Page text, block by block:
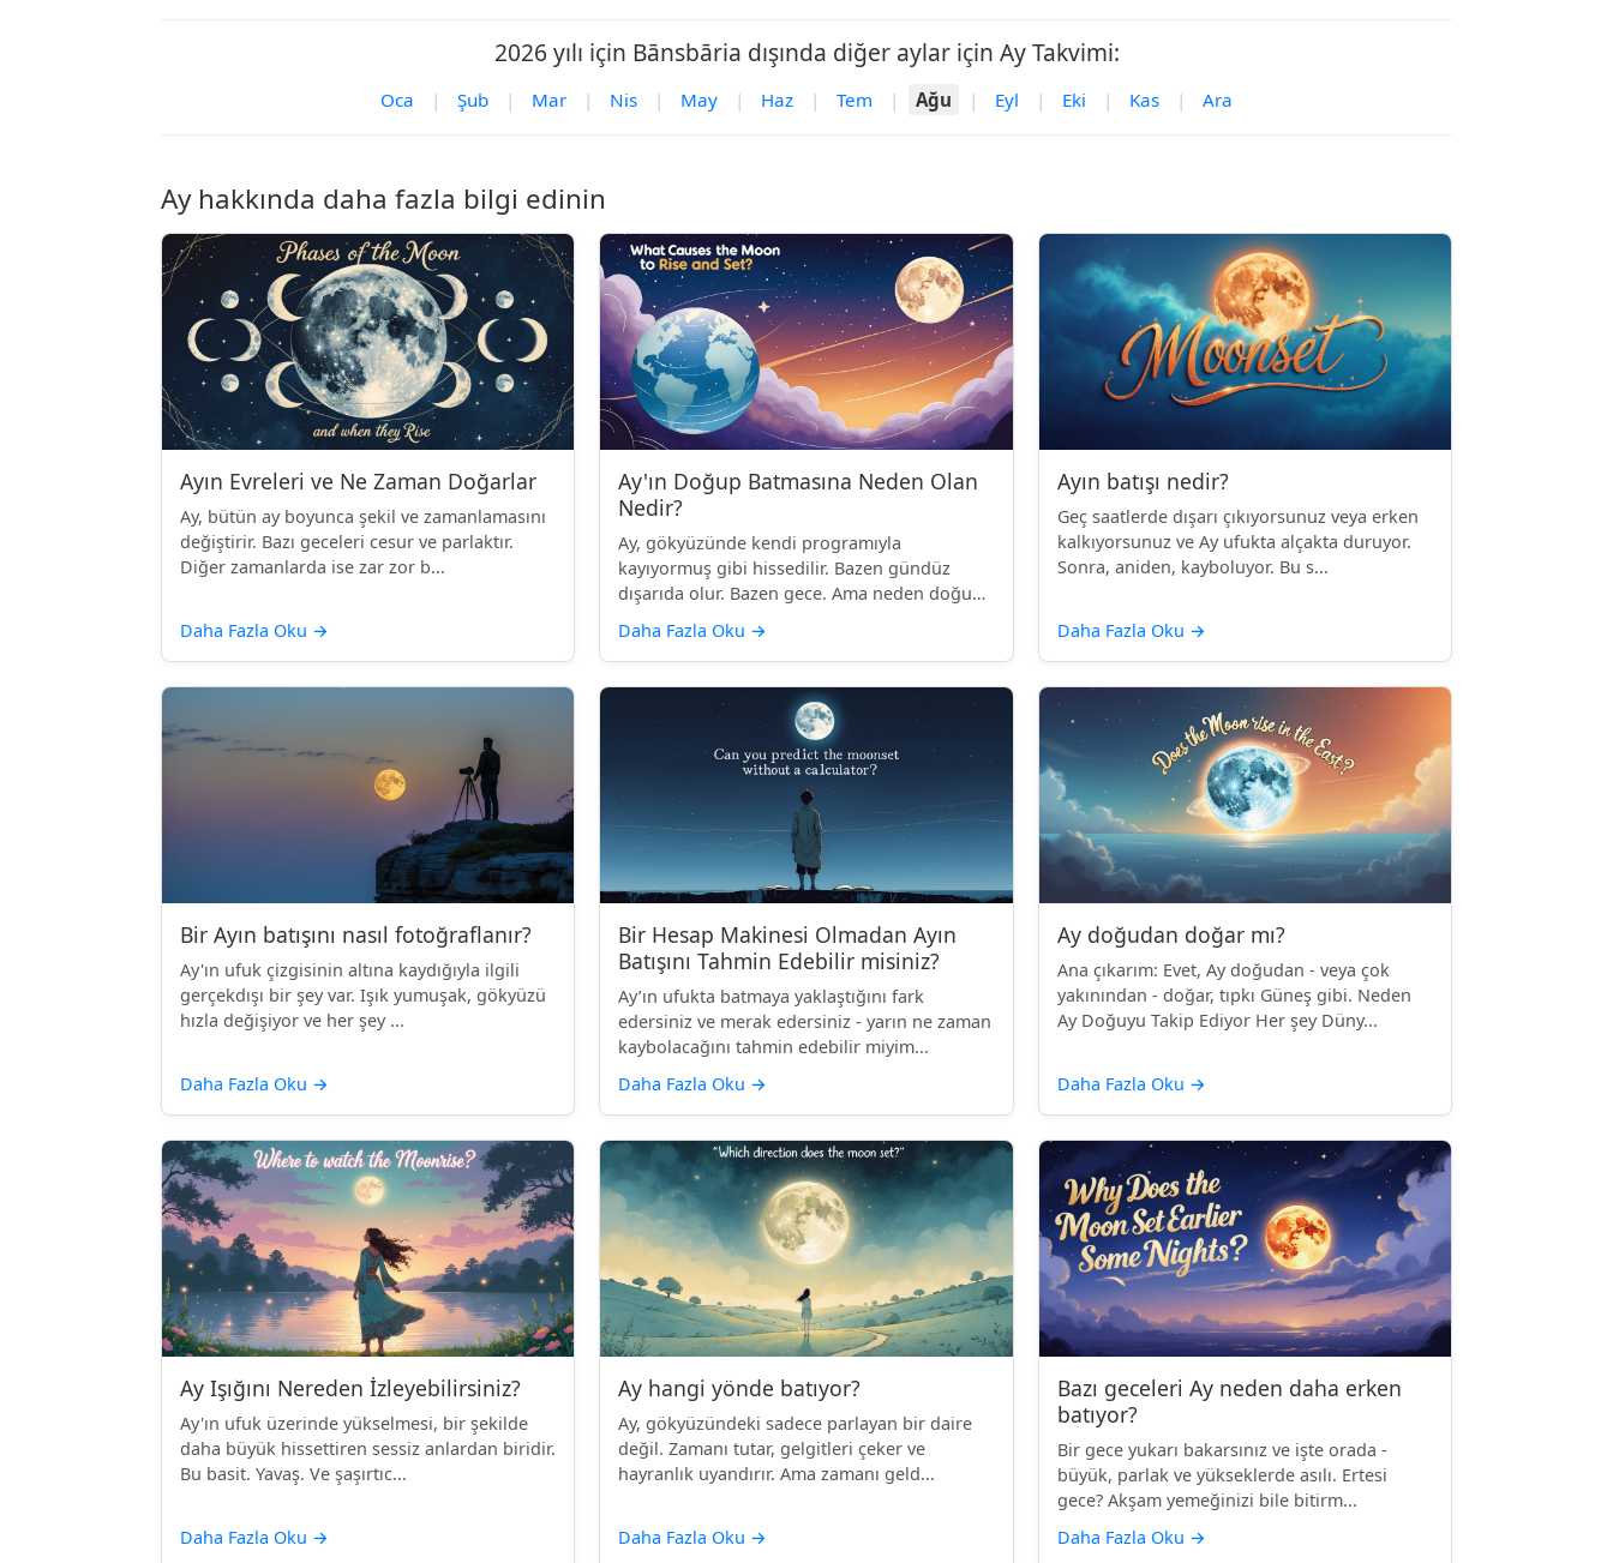
2026 yılı için Bānsbāria dışında diğer aylar için Ay Takvimi:
Oca | Şub | Mar | Nis | May | Haz | Tem | Ağu | Eyl | Eki | Kas | Ara
Ay hakkında daha fazla bilgi edinin
Ayın Evreleri ve Ne Zaman Doğarlar
Ay, bütün ay boyunca şekil ve zamanlamasını
değiştirir. Bazı geceleri cesur ve parlaktır.
Diğer zamanlarda ise zar zor b...
Daha Fazla Oku →
Ay'ın Doğup Batmasına Neden Olan
Nedir?
Ay, gökyüzünde kendi programıyla
kayıyormuş gibi hissedilir. Bazen gündüz
dışarıda olur. Bazen gece. Ama neden doğup
bat...
Daha Fazla Oku →
Ayın batışı nedir?
Geç saatlerde dışarı çıkıyorsunuz veya erken
kalkıyorsunuz ve Ay ufukta alçakta duruyor.
Sonra, aniden, kayboluyor. Bu s...
Daha Fazla Oku →
Bir Ayın batışını nasıl fotoğraflanır?
Ay'ın ufuk çizgisinin altına kaydığıyla ilgili
gerçekdışı bir şey var. Işık yumuşak, gökyüzü
hızla değişiyor ve her şey ...
Daha Fazla Oku →
Bir Hesap Makinesi Olmadan Ayın
Batışını Tahmin Edebilir misiniz?
Ay’ın ufukta batmaya yaklaştığını fark
edersiniz ve merak edersiniz - yarın ne zaman
kaybolacağını tahmin edebilir miyim...
Daha Fazla Oku →
Ay doğudan doğar mı?
Ana çıkarım: Evet, Ay doğudan - veya çok
yakınından - doğar, tıpkı Güneş gibi. Neden
Ay Doğuyu Takip Ediyor Her şey Düny...
Daha Fazla Oku →
Ay Işığını Nereden İzleyebilirsiniz?
Ay'ın ufuk üzerinde yükselmesi, bir şekilde
daha büyük hissettiren sessiz anlardan biridir.
Bu basit. Yavaş. Ve şaşırtıc...
Daha Fazla Oku →
Ay hangi yönde batıyor?
Ay, gökyüzündeki sadece parlayan bir daire
değil. Zamanı tutar, gelgitleri çeker ve
hayranlık uyandırır. Ama zamanı geld...
Daha Fazla Oku →
Bazı geceleri Ay neden daha erken
batıyor?
Bir gece yukarı bakarsınız ve işte orada -
büyük, parlak ve yükseklerde asılı. Ertesi
gece? Akşam yemeğinizi bile bitirm...
Daha Fazla Oku →